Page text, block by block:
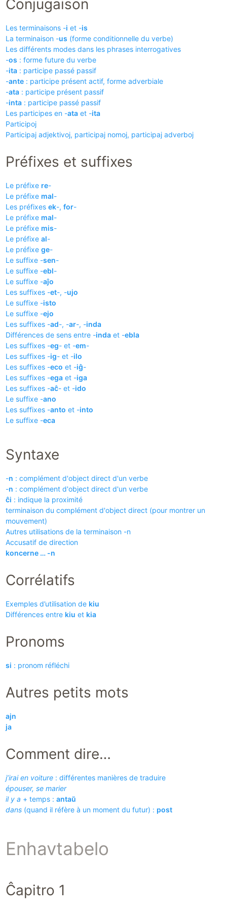
Conjugaison
Les terminaisons -i et -is
La terminaison -us (forme conditionnelle du verbe)
Les différents modes dans les phrases interrogatives
-os : forme future du verbe
-ita: participe passé passif
-ante: participe présent actif, forme adverbiale
-ata: participe présent passif
-inta: participe passé passif
Les participes en -ataet -ita
Participoj
Participaj adjektivoj, participaj nomoj, participaj adverboj
Préfixes et suffixes
Le préfixe re-
Le préfixe mal-
Les préfixes ek-, for-
Le préfixe mal-
Le préfixe mis-
Le préfixe al-
Le préfixe ge-
Le suffixe -sen-
Le suffixe -ebl-
Le suffixe -aĵo
Les suffixes -et-, -ujo
Le suffixe -isto
Le suffixe -ejo
Les suffixes -ad-, -ar-, -inda
Différences de sens entre -indaet -ebla
Les suffixes -eg- et -em-
Les suffixes -ig- et -ilo
Les suffixes -eco et -iĝ-
Les suffixes -egaet -iga
Les suffixes -aĉ- et -ido
Le suffixe -ano
Les suffixes -anto et -into
Le suffixe -eca
Syntaxe
-n : complément d'object direct d'un verbe
-n : complément d'object direct d'un verbe
ĉi : indique la proximité
terminaison du complément d'object direct (pour montrer un
mouvement)
Autres utilisations de la terminaison -n
Accusatif de direction
koncerne … -n
Corrélatifs
Exemples d’utilisation de kiu
Différences entre kiu et kia
Pronoms
si : pronom réfléchi
Autres petits mots
ajn
ja
Comment dire…
j’irai en voiture: différentes manières de traduire
épouser, se marier
il y a + temps : antaŭ
dans(quand il réfère à un moment du futur) : post
Enhavtabelo
Ĉapitro 1